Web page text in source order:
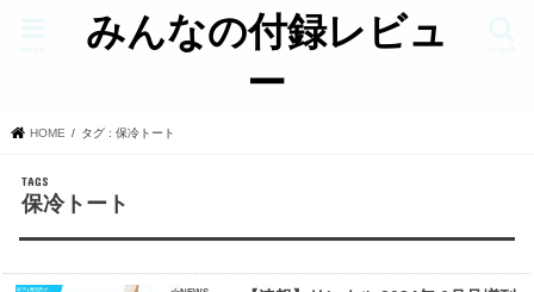
みんなの付録レビュ
ー
HOME タグ : 保冷トート
保冷トート